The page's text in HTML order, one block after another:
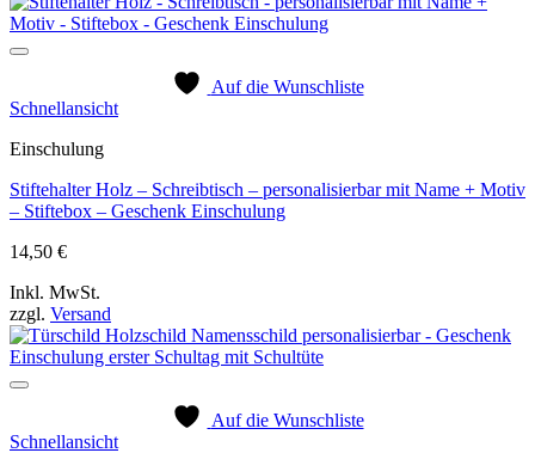
Auf die Wunschliste
Schnellansicht
Einschulung
Stiftehalter Holz – Schreibtisch – personalisierbar mit Name + Motiv
– Stiftebox – Geschenk Einschulung
14,50 €
Inkl. MwSt.
zzgl. Versand
Auf die Wunschliste
Schnellansicht